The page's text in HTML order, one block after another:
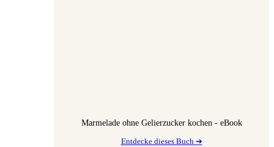
Marmelade ohne Gelierzucker kochen - eBook
Entdecke dieses Buch ➔